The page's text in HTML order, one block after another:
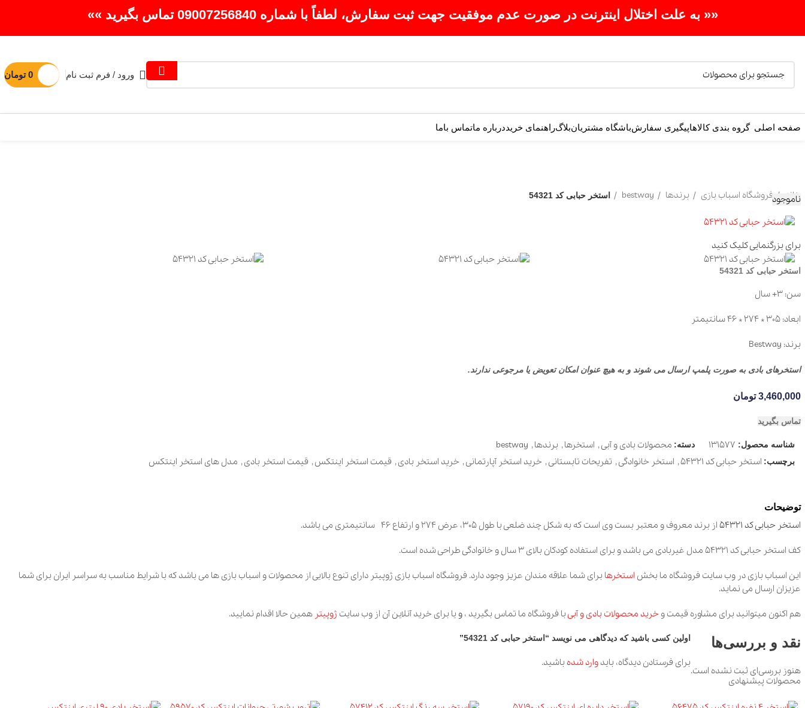
«« به علت اختلال اینترنت در صورت عدم موفقیت جهت ثبت سفارش، لطفاً با شماره 09007256840 تماس بگیرید »»
ورود / فرم ثبت نام 0 تومان
صفحه اصلی گروه بندی کالاهاپیگیری سفارشباشگاه مشتریانبلاگراهنمای خریددرباره ماتماس باما
خانه فروشگاه اسباب بازی برندها bestway استخر حبابی کد 54321 ناموجود
برای بزرگنمایی کلیک کنید
استخر حبابی کد 54321
سن: 3+ سال
ابعاد: 305 * 274 * 46 سانتیمتر
برند: Bestway
استخرهای بادی به صورت پلمپ ارسال می شوند و به هیچ عنوان امکان تعویض یا مرجوعی ندارند.
3,460,000 تومان
تماس بگیرید
شناسه محصول: 131577 دسته: محصولات بادی و آبی, استخرها, برندها,
bestway
برچسب: استخر حبابی کد 54321 , استخر خانوادگی, تفریحات تابستانی, خرید استخر آپارتمانی, خرید استخر بادی, قیمت استخر اینتکس, قیمت استخر بادی, مدل های استخر اینتکس
توضیحات
استخر حبابی کد 54321 از برند معروف و معتبر بست وی است که به شکل چند ضلعی با طول 305، عرض 274 و ارتفاع 46 سانتیمتری می باشد.
کف استخر حبابی کد 54321 مدل غیربادی می باشد و برای استفاده کودکان بالای 3 سال و خانوادگی طراحی شده است.
این اسباب بازی در وب سایت فروشگاه ما بخش استخرها برای شما علاقه مندان عزیز وجود دارد. فروشگاه اسباب بازی ژوپیتر دارای تنوع بالایی از محصولات و اسباب بازی ها می باشد که با شرایط مناسب به سراسر ایران برای شما
عزیزان ارسال می نماید.
هم اکنون میتوانید برای مشاوره قیمت و خرید محصولات بادی و آبیبا فروشگاه ما تماس بگیرید ، و یا برای خرید آنلاین آن از وب سایت ژوپیتر همین حالا اقدام نمایید.
نقد و بررسی‌ها
هنوز بررسی‌ای ثبت نشده است.
اولین کسی باشید که دیدگاهی می نویسد “استخر حبابی کد 54321”
برای فرستادن دیدگاه، باید وارد شده باشید.
محصولات پیشنهادی
لگو بازی فکری اکشن فیگور عروسک